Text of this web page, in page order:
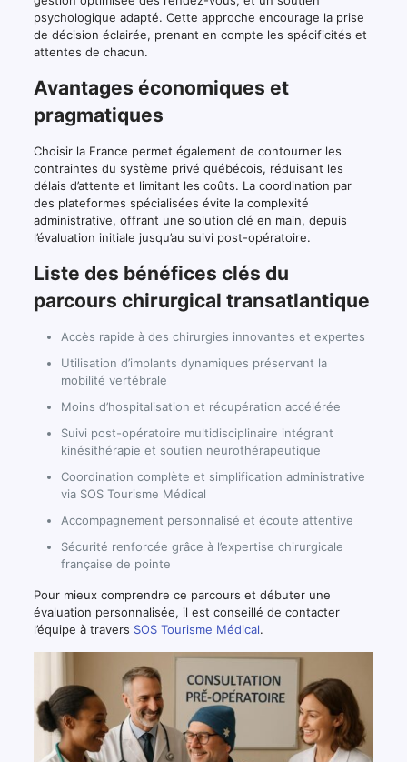
psychologique adapté. Cette approche encourage la prise
de décision éclairée, prenant en compte les spécificités et
attentes de chacun.
Avantages économiques et
pragmatiques
Choisir la France permet également de contourner les
contraintes du système privé québécois, réduisant les
délais d’attente et limitant les coûts. La coordination par
des plateformes spécialisées évite la complexité
administrative, offrant une solution clé en main, depuis
l’évaluation initiale jusqu’au suivi post-opératoire.
Liste des bénéfices clés du
parcours chirurgical transatlantique
Accès rapide à des chirurgies innovantes et expertes
Utilisation d’implants dynamiques préservant la
mobilité vertébrale
Moins d’hospitalisation et récupération accélérée
Suivi post-opératoire multidisciplinaire intégrant
kinésithérapie et soutien neurothérapeutique
Coordination complète et simplification administrative
via SOS Tourisme Médical
Accompagnement personnalisé et écoute attentive
Sécurité renforcée grâce à l’expertise chirurgicale
française de pointe
Pour mieux comprendre ce parcours et débuter une
évaluation personnalisée, il est conseillé de contacter
l’équipe à travers SOS Tourisme Médical.